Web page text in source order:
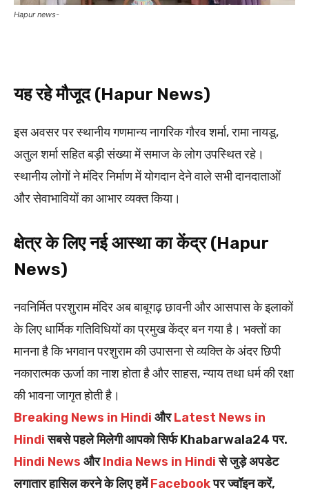
Hapur news-
यह रहे मौजूद (Hapur News)
इस अवसर पर स्थानीय गणमान्य नागरिक गौरव शर्मा, रामा नायडू,
अतुल शर्मा सहित बड़ी संख्या में समाज के लोग उपस्थित रहे।
स्थानीय लोगों ने मंदिर निर्माण में योगदान देने वाले सभी दानदाताओं
और सेवाभावियों का आभार व्यक्त किया।
क्षेत्र के लिए नई आस्था का केंद्र (Hapur
News)
नवनिर्मित परशुराम मंदिर अब बाबूगढ़ छावनी और आसपास के इलाकों
के लिए धार्मिक गतिविधियों का प्रमुख केंद्र बन गया है। भक्तों का
मानना है कि भगवान परशुराम की उपासना से व्यक्ति के अंदर छिपी
नकारात्मक ऊर्जा का नाश होता है और साहस, न्याय तथा धर्म की रक्षा
की भावना जागृत होती है।
Breaking News in Hindi औरLatest News in
Hindiसबसे पहले मिलेगी आपको सिर्फ Khabarwala24 पर.
Hindi News औरIndia News in Hindiसे जुड़े अपडेट
लगातार हासिल करने के लिए हमेंFacebookपर ज्वॉइन करें,